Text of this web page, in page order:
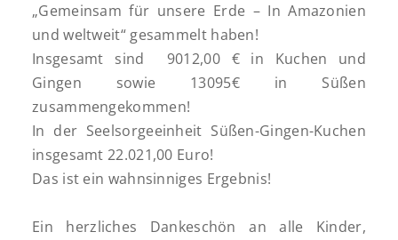
„Gemeinsam für unsere Erde – In Amazonien
und weltweit“ gesammelt haben!
Insgesamt sind 9012,00 € in Kuchen und
Gingen sowie 13095€ in Süßen
zusammengekommen!
In der Seelsorgeeinheit Süßen-Gingen-Kuchen
insgesamt 22.021,00 Euro!
Das ist ein wahnsinniges Ergebnis!
Ein herzliches Dankeschön an alle Kinder,